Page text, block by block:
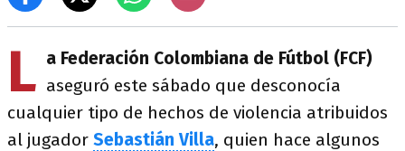
L a Federación Colombiana de Fútbol (FCF)
aseguró este sábado que desconocía
cualquier tipo de hechos de violencia atribuidos
al jugador Sebastián Villa, quien hace algunos